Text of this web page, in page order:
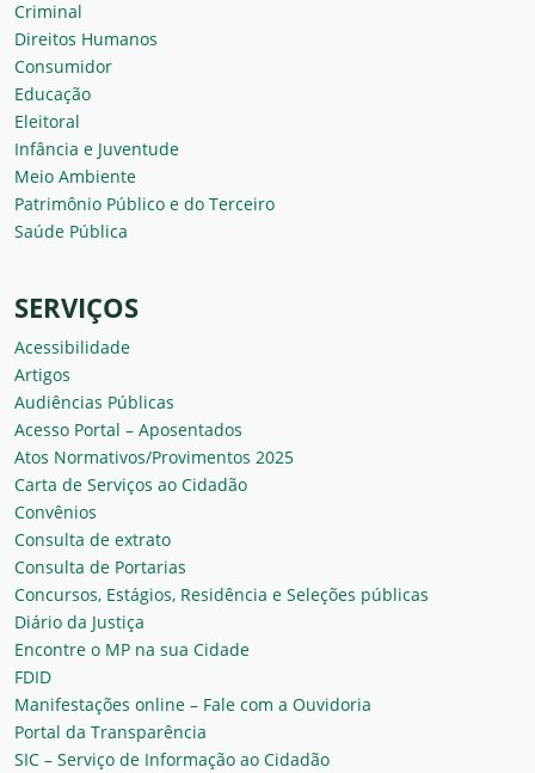
Criminal
Direitos Humanos
Consumidor
Educação
Eleitoral
Infância e Juventude
Meio Ambiente
Patrimônio Público e do Terceiro
Saúde Pública
SERVIÇOS
Acessibilidade
Artigos
Audiências Públicas
Acesso Portal – Aposentados
Atos Normativos/Provimentos 2025
Carta de Serviços ao Cidadão
Convênios
Consulta de extrato
Consulta de Portarias
Concursos, Estágios, Residência e Seleções públicas
Diário da Justiça
Encontre o MP na sua Cidade
FDID
Manifestações online – Fale com a Ouvidoria
Portal da Transparência
SIC – Serviço de Informação ao Cidadão